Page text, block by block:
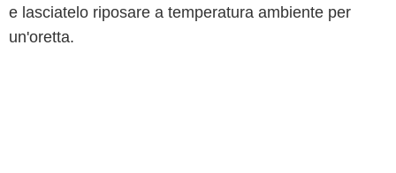
e lasciatelo riposare a temperatura ambiente per
un'oretta.